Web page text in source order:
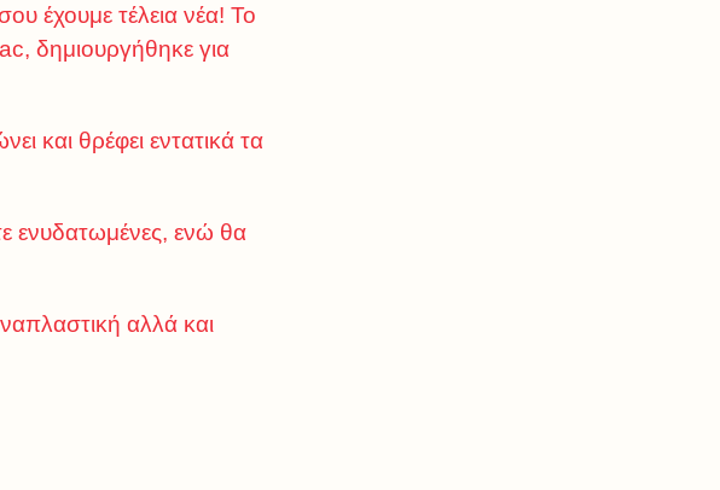
έχουμε τέλεια νέα! Το
δημιουργήθηκε για
και θρέφει εντατικά τα
ενυδατωμένες, ενώ θα
αλλά και